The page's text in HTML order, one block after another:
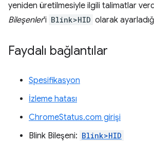
yeniden üretilmesiyle ilgili talimatlar
Bileşenler'i Blink>HID olarak
Faydalı bağlantılar
Spesifikasyon
İzleme hatası
ChromeStatus.com girişi
Blink Bileşeni: Blink>HID